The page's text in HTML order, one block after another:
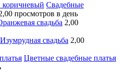
Свадебные
просмотров в день
свадьба 2,00
Изумрудная свадьба 2,00
Цветные свадебные платья